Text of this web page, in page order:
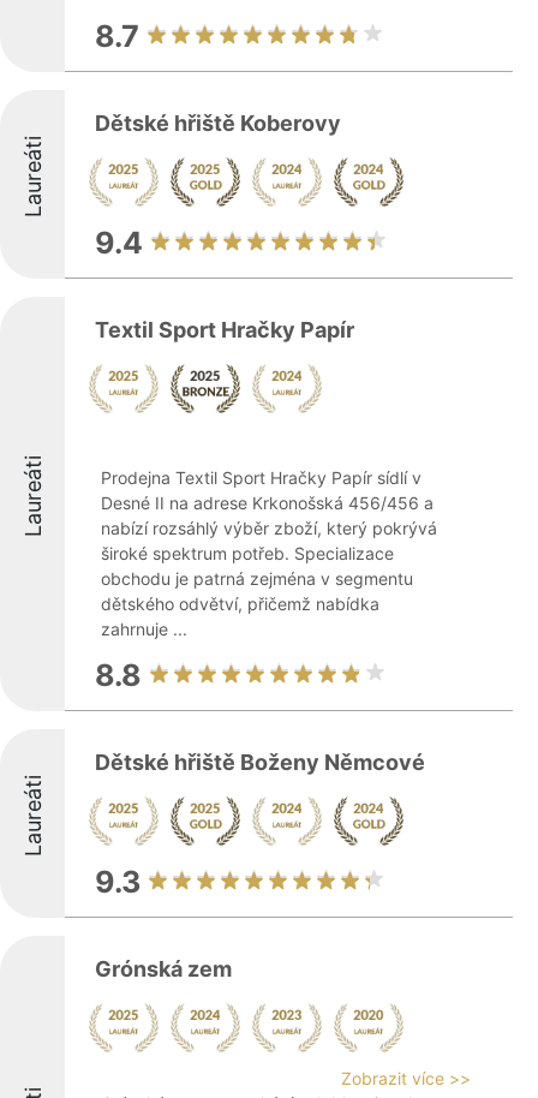
8.7
Laureáti
Dětské hřiště Koberovy
9.4
Laureáti
Textil Sport Hračky Papír
Prodejna Textil Sport Hračky Papír sídlí v
Desné II na adrese Krkonošská 456/456 a
nabízí rozsáhlý výběr zboží, který pokrývá
široké spektrum potřeb. Specializace
obchodu je patrná zejména v segmentu
dětského odvětví, přičemž nabídka
zahrnuje ...
8.8
Laureáti
Dětské hřiště Boženy Němcové
9.3
Grónská zem
Zobrazit více >>